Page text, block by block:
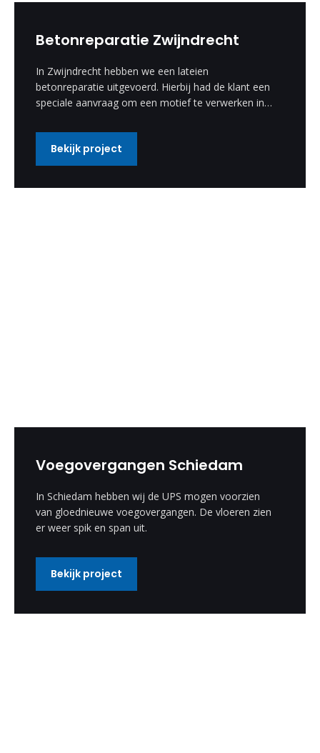
Betonreparatie Zwijndrecht
In Zwijndrecht hebben we een lateien
betonreparatie uitgevoerd. Hierbij had de klant een
speciale aanvraag om een motief te verwerken in
uitgevoerd en is een enorm mooi resultaat
geworden.
Bekijk project
Voegovergangen Schiedam
In Schiedam hebben wij de UPS mogen voorzien
van gloednieuwe voegovergangen. De vloeren zien
er weer spik en span uit.
Bekijk project